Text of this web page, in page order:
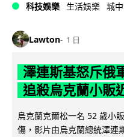
科技娛樂 生活娛樂 城
Lawton 1 日
澤連斯基怒斥俄
追殺烏克蘭小販
烏克蘭克爾松一名 52 歲小
傷，影片由烏克蘭總統澤連